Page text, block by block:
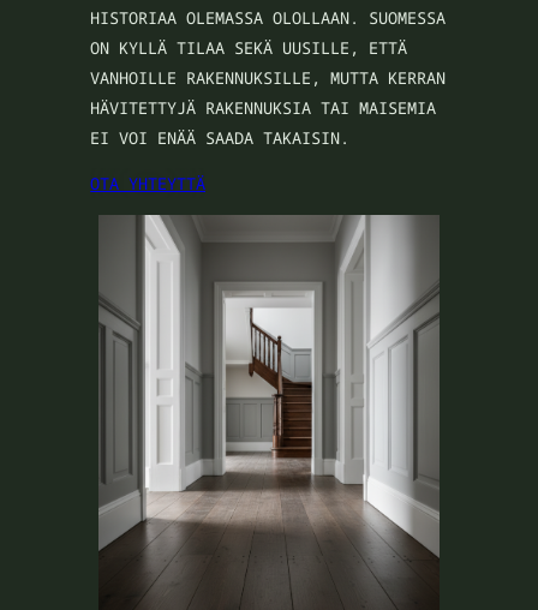
HISTORIAA OLEMASSA OLOLLAAN. SUOMESSA
ON KYLLÄ TILAA SEKÄ UUSILLE, ETTÄ
VANHOILLE RAKENNUKSILLE, MUTTA KERRAN
HÄVITETTYJÄ RAKENNUKSIA TAI MAISEMIA
EI VOI ENÄÄ SAADA TAKAISIN.
OTA YHTEYTTÄ